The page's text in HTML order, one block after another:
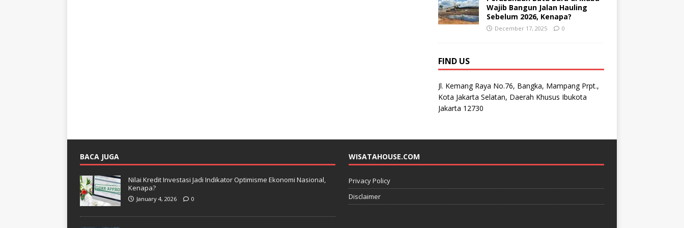
Wajib Bangun Jalan Hauling
Sebelum 2026, Kenapa?
December 17, 2025 0
FIND US
Jl. Kemang Raya No.76, Bangka, Mampang Prpt.,
Kota Jakarta Selatan, Daerah Khusus Ibukota
Jakarta 12730
BACA JUGA
Nilai Kredit Investasi Jadi Indikator Optimisme Ekonomi Nasional,
Kenapa?
January 4, 2026 0
WISATAHOUSE.COM
Privacy Policy
Disclaimer